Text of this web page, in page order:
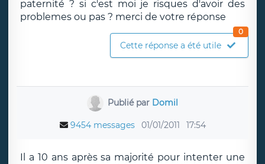
paternité ? si c'est moi je risques d'avoir des
problemes ou pas ? merci de votre réponse
Cette réponse a été utile
0
Publié par Domil
9454 messages 01/01/2011 17:54
Il a 10 ans après sa majorité pour intenter une